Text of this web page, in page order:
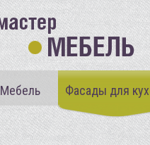
Мебель Фасады для